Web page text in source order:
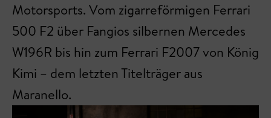
Motorsports. Vom zigarreförmigen Ferrari
500 F2 über Fangios silbernen Mercedes
W196R bis hin zum Ferrari F2007 von König
Kimi – dem letzten Titelträger aus
Maranello.